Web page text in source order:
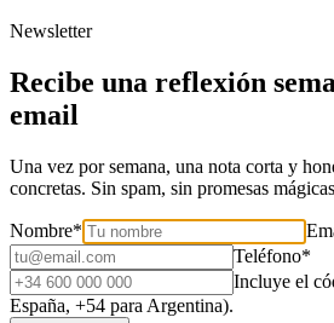
Newsletter
Recibe una reflexión
email
Una vez por semana, una nota corta y
concretas. Sin spam, sin promesas
Nombre*
Teléfono*
Incluye el
España, +54 para Argentina).